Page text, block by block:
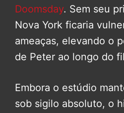
Doomsday. Sem seu
Nova York ficaria
ameaças, elevando o
de Peter ao longo do
Embora o estúdio
sob sigilo absoluto, o